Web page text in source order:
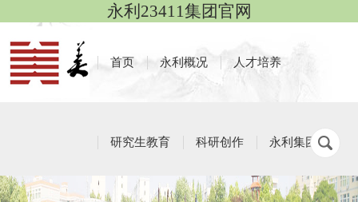
永利23411集团官网
首页 永利概况 人才培养
研究生教育 科研创作 永利集团